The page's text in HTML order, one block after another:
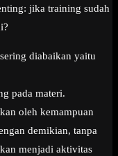
jika training sudah
diabaikan yaitu
pada materi.
oleh kemampuan
demikian, tanpa
menjadi aktivitas